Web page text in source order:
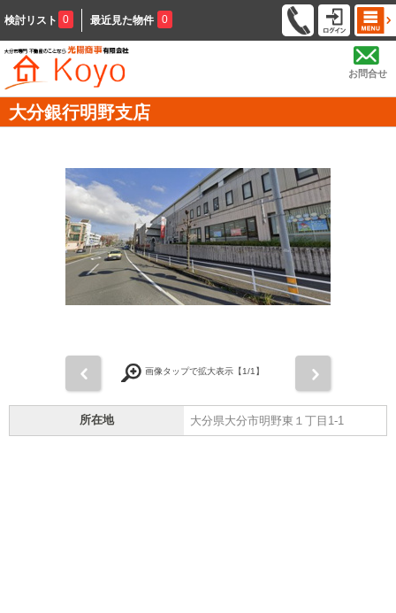
検討リスト 0 最近見た物件 0
お問合せ
大分銀行明野支店
画像タップで拡大表示【1/1】
所在地 大分県大分市明野東１丁目1-1